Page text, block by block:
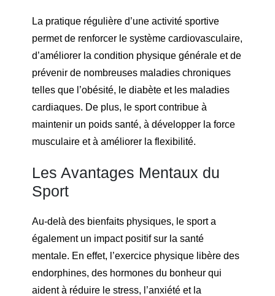
La pratique régulière d’une activité sportive
permet de renforcer le système cardiovasculaire,
d’améliorer la condition physique générale et de
prévenir de nombreuses maladies chroniques
telles que l’obésité, le diabète et les maladies
cardiaques. De plus, le sport contribue à
maintenir un poids santé, à développer la force
musculaire et à améliorer la flexibilité.
Les Avantages Mentaux du
Sport
Au-delà des bienfaits physiques, le sport a
également un impact positif sur la santé
mentale. En effet, l’exercice physique libère des
endorphines, des hormones du bonheur qui
aident à réduire le stress, l’anxiété et la